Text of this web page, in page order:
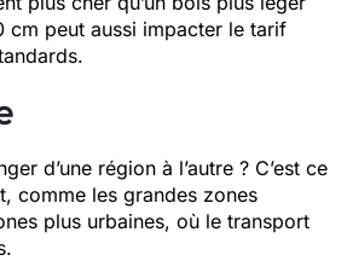
cm peut aussi impacter le tarif
d’une région à l’autre ? C’est ce
comme les grandes zones
plus urbaines, où le transport